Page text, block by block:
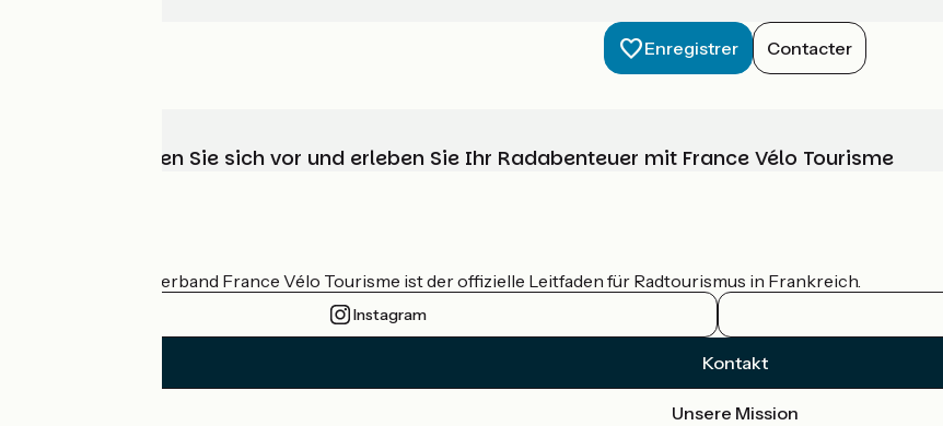
Enregistrer Contacter
Wählen, bereiten Sie sich vor und erleben Sie Ihr Radabenteuer mit France Vélo Tourisme
Der nationale Verband France Vélo Tourisme ist der offizielle Leitfaden für Radtourismus in Frankreich.
Instagram
Kontakt
Unsere Mission